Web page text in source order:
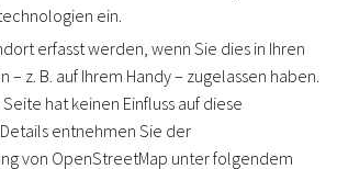
ein.
erfasst werden, wenn Sie dies in Ihren
z. B. auf Ihrem Handy – zugelassen haben.
hat keinen Einfluss auf diese
entnehmen Sie der
von OpenStreetMap unter folgendem